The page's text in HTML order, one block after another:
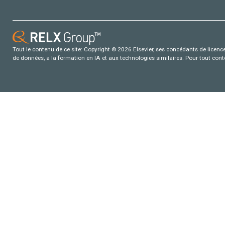
Tout le contenu de ce site: Copyright © 2026 Elsevier, ses concédants de
de données, a la formation en IA et aux technologies similaires. Pour tout